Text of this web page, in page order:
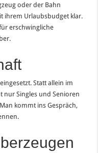
oder der Bahn
ihrem Urlaubsbudget klar.
erschwingliche
Statt allein im
nur Singles und Senioren
kommt ins Gespräch,